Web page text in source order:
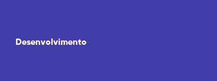
Desenvolvimento